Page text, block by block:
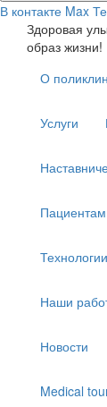
В контакте Max
Здоровая
образ жизни!
О
Услуги
Пациентам
Технологии
Наши
Новости
Medical